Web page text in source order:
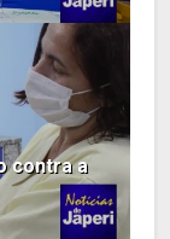
contra a